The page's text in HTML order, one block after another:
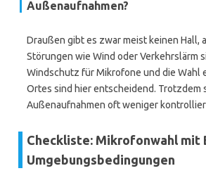
Außenaufnahmen?
Draußen gibt es zwar meist keinen Hall,
Störungen wie Wind oder Verkehrslärm
Windschutz für Mikrofone und die Wahl
Ortes sind hier entscheidend. Trotzdem
Außenaufnahmen oft weniger
Checkliste: Mikrofonwahl mit
Umgebungsbedingungen